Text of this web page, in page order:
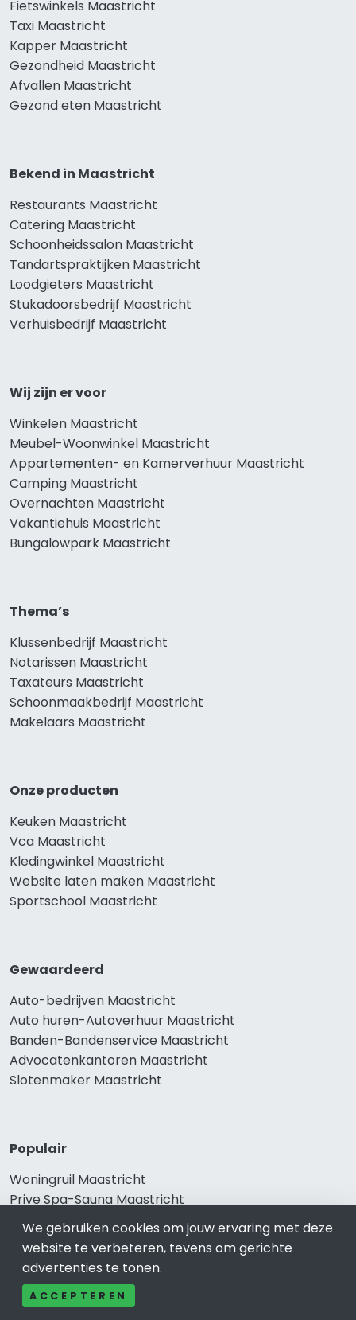
Fietswinkels Maastricht
Taxi Maastricht
Kapper Maastricht
Gezondheid Maastricht
Afvallen Maastricht
Gezond eten Maastricht
Bekend in Maastricht
Restaurants Maastricht
Catering Maastricht
Schoonheidssalon Maastricht
Tandartspraktijken Maastricht
Loodgieters Maastricht
Stukadoorsbedrijf Maastricht
Verhuisbedrijf Maastricht
Wij zijn er voor
Winkelen Maastricht
Meubel-Woonwinkel Maastricht
Appartementen- en Kamerverhuur Maastricht
Camping Maastricht
Overnachten Maastricht
Vakantiehuis Maastricht
Bungalowpark Maastricht
Thema’s
Klussenbedrijf Maastricht
Notarissen Maastricht
Taxateurs Maastricht
Schoonmaakbedrijf Maastricht
Makelaars Maastricht
Onze producten
Keuken Maastricht
Vca Maastricht
Kledingwinkel Maastricht
Website laten maken Maastricht
Sportschool Maastricht
Gewaardeerd
Auto-bedrijven Maastricht
Auto huren-Autoverhuur Maastricht
Banden-Bandenservice Maastricht
Advocatenkantoren Maastricht
Slotenmaker Maastricht
Populair
Woningruil Maastricht
Prive Spa-Sauna Maastricht
Incassobureau Maastricht
Bedrijfsruimte Maastricht
Ongediertebestrijding Maastricht
We gebruiken cookies om jouw ervaring met deze
website te verbeteren, tevens om gerichte
advertenties te tonen.
ACCEPTEREN